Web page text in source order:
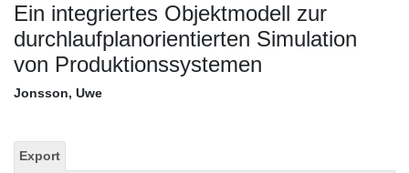
Ein integriertes Objektmodell zur
durchlaufplanorientierten Simulation
von Produktionssystemen
Jonsson, Uwe
Export